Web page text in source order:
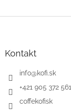
Kontakt
info@kofi.sk
+421 905 372 561
coffekofisk